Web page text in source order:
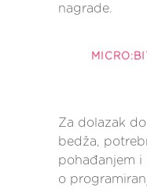
nagrade.
Za dolazak
bedža,
pohađanjem i
o